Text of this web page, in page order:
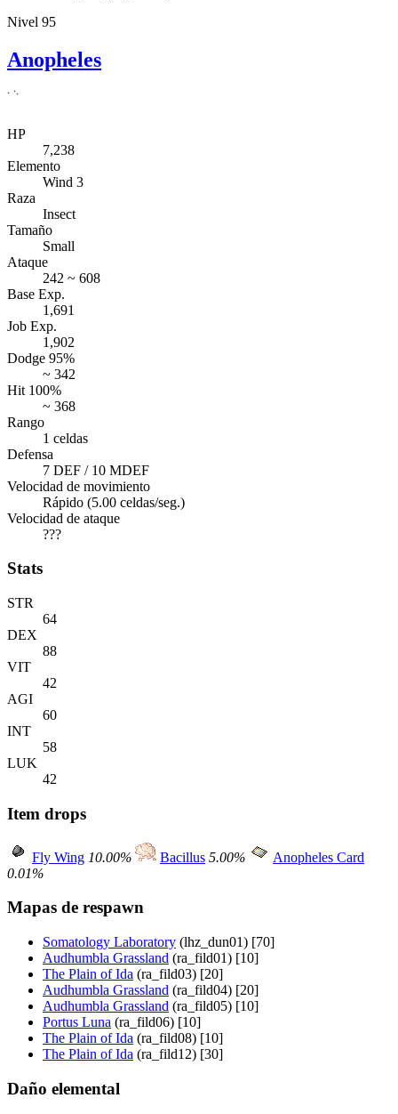
Nivel 95
Anopheles
HP
7,238
Elemento
Wind 3
Raza
Insect
Tamaño
Small
Ataque
242 ~ 608
Base Exp.
1,691
Job Exp.
1,902
Dodge 95%
~ 342
Hit 100%
~ 368
Rango
1 celdas
Defensa
7 DEF / 10 MDEF
Velocidad de movimiento
Rápido (5.00 celdas/seg.)
Velocidad de ataque
???
Stats
STR
64
DEX
88
VIT
42
AGI
60
INT
58
LUK
42
Item drops
Fly Wing 10.00% Bacillus 5.00%
Anopheles Card
0.01%
Mapas de respawn
Somatology Laboratory (lhz_dun01) [70]
Audhumbla Grassland (ra_fild01) [10]
The Plain of Ida (ra_fild03) [20]
Audhumbla Grassland (ra_fild04) [20]
Audhumbla Grassland (ra_fild05) [10]
Portus Luna (ra_fild06) [10]
The Plain of Ida (ra_fild08) [10]
The Plain of Ida (ra_fild12) [30]
Daño elemental